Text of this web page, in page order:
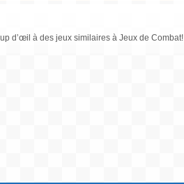
d’œil à des jeux similaires à Jeux de Combat!